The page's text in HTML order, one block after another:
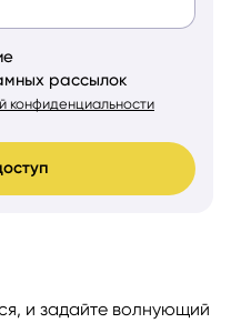
рассылок
конфиденциальности
и задайте волнующий